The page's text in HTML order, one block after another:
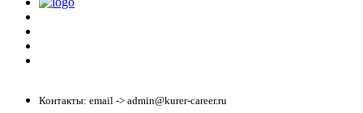
Контакты: email -> admin@kurer-career.ru